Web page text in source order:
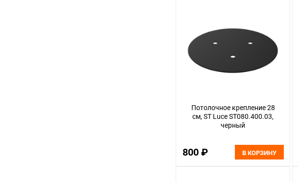
Потолочное крепление 28
см, ST Luce ST080.400.03,
черный
800 ₽ В КОРЗИНУ